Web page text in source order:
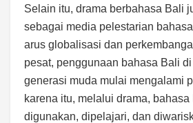
Selain itu, drama berbahasa Bali
sebagai media pelestarian
arus globalisasi dan
pesat, penggunaan bahasa Bali
generasi muda mulai mengalami
karena itu, melalui drama,
digunakan, dipelajari, dan